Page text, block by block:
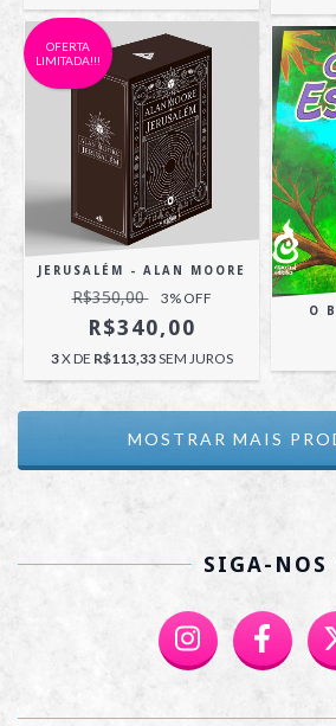
OFERTA
LIMITADA!!!
JERUSALÉM - ALAN MOORE
R$350,00 3% OFF
R$340,00
3X DE R$113,33SEM JUROS
O
MOSTRAR MAIS
SIGA-NOS